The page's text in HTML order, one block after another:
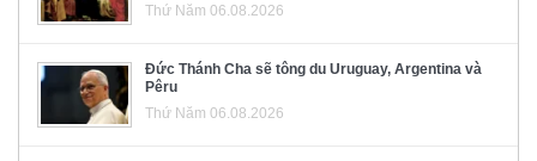
Thứ Năm 06.08.2026
Đức Thánh Cha sẽ tông du Uruguay, Argentina và
Pêru
Thứ Năm 06.08.2026